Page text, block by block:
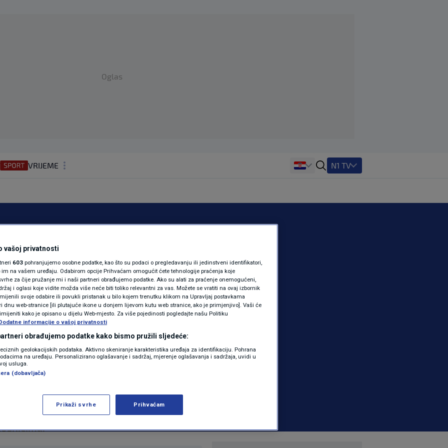
Oglas
VRIJEME
REGIJA
MAGAZIN
KOLUMNE
N1(DIS)INFO
KLIMATSKE PROMJENE
FOTO
VIDEO
N1 TV
o rastu plaća: Onaj
eura biti
4000 neće, je
VIJESTI komentar
Više
u Novom danu s Ninom Kljenak
vašoj privatnosti
603 pohranjujemo osobne podatke, kao što su podaci o pregledavanju ili jedinstveni identifikatori,
na vašem uređaju. Odabirom opcije Prihvaćam omogućit ćete tehnologije praćenja koje
za čije pružanje mi i naši partneri obrađujemo podatke. Ako su alati za praćenje onemogućeni,
i oglasi koje vidite možda više neće biti toliko relevantni za vas. Možete se vratiti na ovaj izbornik
svoje odabire ili povukli pristanak u bilo kojem trenutku klikom na Upravljaj postavkama
dnu web-stranice [ili plutajuće ikone u donjem lijevom kutu web stranice, ako je primjenjivo]. Vaši će
kako je opisano u dijelu Web-mjesto. Za više pojedinosti pogledajte našu Politiku
informacije o vašoj privatnosti
obrađujemo podatke kako bismo pružili sljedeće:
geolokacijskih podataka. Aktivno skeniranje karakteristika uređaja za identifikaciju. Pohrana
na uređaju. Personalizirano oglašavanje i sadržaj, mjerenje oglašavanja i sadržaja, uvidi u
usluga.
(dobavljača)
Prikaži svrhe Prihvaćam